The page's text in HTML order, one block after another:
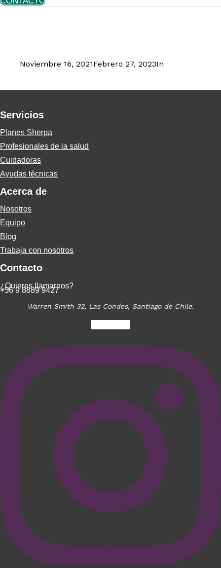
Noviembre 16, 2021Febrero 27, 2023In
Servicios
Planes Sherpa
Profesionales de la salud
Cuidadoras
Ayudas técnicas
Acerca de
Nosotros
Equipo
Blog
Trabaja con nosotros
Contacto
¿Quieres llamarnos?
+56 9 8889 9427
Warren Smith 32, Las Condes, Santiago de Chile.